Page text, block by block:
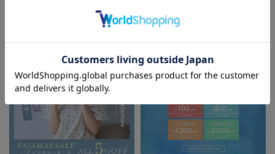
マタニティウェア/マタニティ服/授乳服の
お気に入り商品を確認する